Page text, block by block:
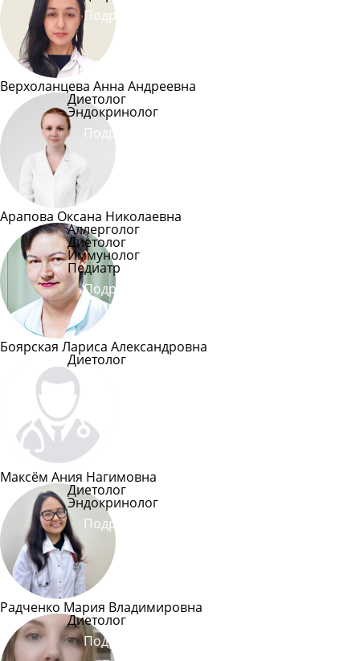
Подробнее
Верхоланцева Анна Андреевна
Диетолог
Эндокринолог
Подробнее
Арапова Оксана Николаевна
Аллерголог
Диетолог
Иммунолог
Педиатр
Подробнее
Боярская Лариса Александровна
Диетолог
Максём Ания Нагимовна
Диетолог
Эндокринолог
Подробнее
Радченко Мария Владимировна
Диетолог
Подробнее